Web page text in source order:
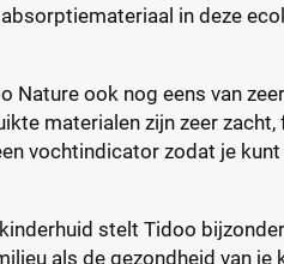
in deze
Nature ook nog eens van
materialen zijn zeer zacht,
vochtindicator zodat je
stelt Tidoo
als de gezondheid van je